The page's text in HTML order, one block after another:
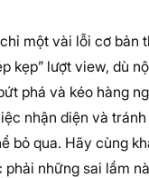
một vài lỗi cơ bản
kẹp” lượt view, dù
phá và kéo hàng
nhận diện và
bỏ qua. Hãy cùng
phải những sai lầm